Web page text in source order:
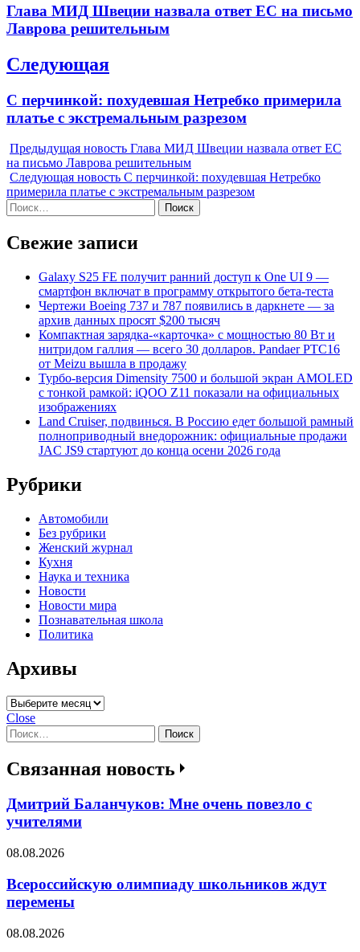
записям
Previous
post:
Глава МИД Швеции назвала ответ ЕС на письмо
Лаврова решительным
Следующая
Next
С перчинкой: похудевшая Нетребко примерила
платье с экстремальным разрезом
Предыдущая новость Глава МИД Швеции назвала ответ ЕС
на письмо Лаврова решительным
Следующая новость С перчинкой: похудевшая Нетребко
примерила платье с экстремальным разрезом
Найти:
Свежие записи
Galaxy S25 FE получит ранний доступ к One UI 9 —
смартфон включат в программу открытого бета-теста
Чертежи Boeing 737 и 787 появились в даркнете — за
архив данных просят $200 тысяч
Компактная зарядка-«карточка» с мощностью 80 Вт и
нитридом галлия — всего 30 долларов. Pandaer PTC16
от Meizu вышла в продажу
Турбо-версия Dimensity 7500 и большой экран AMOLED
с тонкой рамкой: iQOO Z11 показали на официальных
изображениях
Land Cruiser, подвинься. В Россию едет большой рамный
полноприводный внедорожник: официальные продажи
JAC JS9 стартуют до конца осени 2026 года
Рубрики
Автомобили
Без рубрики
Женский журнал
Кухня
Наука и техника
Новости
Новости мира
Познавательная школа
Политика
Архивы
Архивы
Close
Найти:
Связанная новость
Дмитрий Баланчуков: Мне очень повезло с
учителями
08.08.2026
Всероссийскую олимпиаду школьников ждут
перемены
08.08.2026